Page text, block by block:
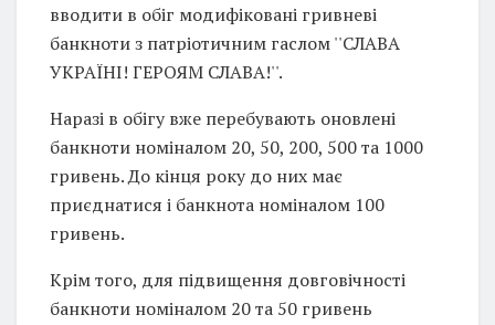
вводити в обіг модифіковані гривневі
банкноти з патріотичним гаслом ''СЛАВА
УКРАЇНІ! ГЕРОЯМ СЛАВА!''.
Наразі в обігу вже перебувають оновлені
банкноти номіналом 20, 50, 200, 500 та 1000
гривень. До кінця року до них має
приєднатися і банкнота номіналом 100
гривень.
Крім того, для підвищення довговічності
банкноти номіналом 20 та 50 гривень